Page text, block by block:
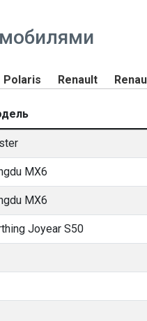
Polaris Renault
MX6
MX6
Joyear S50